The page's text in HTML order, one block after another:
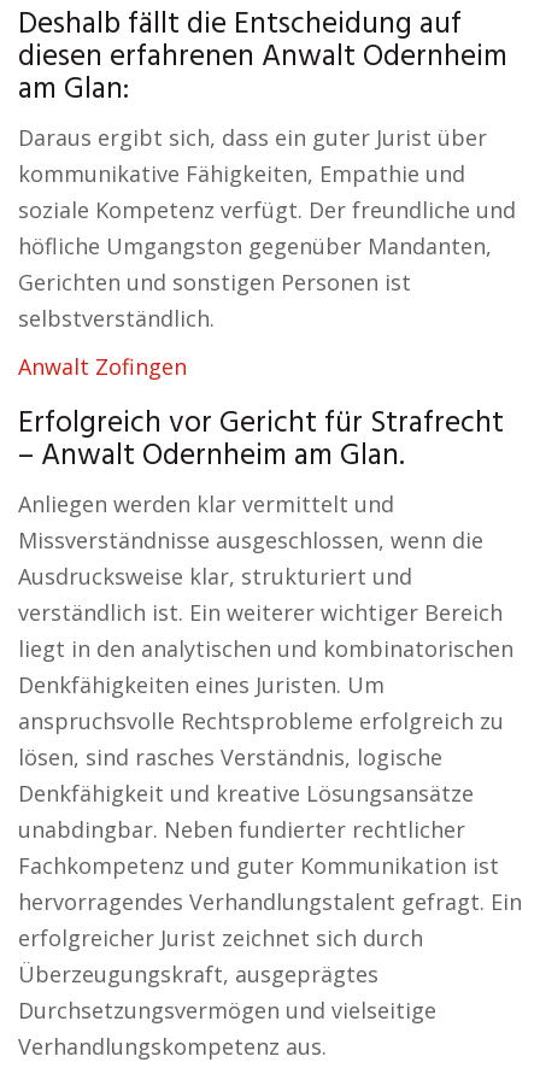
Deshalb fällt die Entscheidung auf
diesen erfahrenen Anwalt Odernheim
am Glan:
Daraus ergibt sich, dass ein guter Jurist über
kommunikative Fähigkeiten, Empathie und
soziale Kompetenz verfügt. Der freundliche und
höfliche Umgangston gegenüber Mandanten,
Gerichten und sonstigen Personen ist
selbstverständlich.
Anwalt Zofingen
Erfolgreich vor Gericht für Strafrecht
– Anwalt Odernheim am Glan.
Anliegen werden klar vermittelt und
Missverständnisse ausgeschlossen, wenn die
Ausdrucksweise klar, strukturiert und
verständlich ist. Ein weiterer wichtiger Bereich
liegt in den analytischen und kombinatorischen
Denkfähigkeiten eines Juristen. Um
anspruchsvolle Rechtsprobleme erfolgreich zu
lösen, sind rasches Verständnis, logische
Denkfähigkeit und kreative Lösungsansätze
unabdingbar. Neben fundierter rechtlicher
Fachkompetenz und guter Kommunikation ist
hervorragendes Verhandlungstalent gefragt. Ein
erfolgreicher Jurist zeichnet sich durch
Überzeugungskraft, ausgeprägtes
Durchsetzungsvermögen und vielseitige
Verhandlungskompetenz aus.